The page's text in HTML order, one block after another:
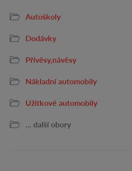
Autoškoly
Dodávky
Přívěsy,návěsy
Nákladní automobily
Užitkové automobily
... další obory